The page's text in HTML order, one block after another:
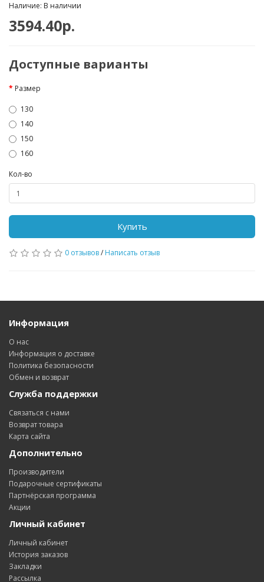
Наличие: В наличии
3594.40р.
Доступные варианты
Размер
130
140
150
160
Кол-во
Купить
0 отзывов/ Написать отзыв
Информация
О нас
Информация о доставке
Политика безопасности
Обмен и возврат
Служба поддержки
Связаться с нами
Возврат товара
Карта сайта
Дополнительно
Производители
Подарочные сертификаты
Партнёрская программа
Акции
Личный кабинет
Личный кабинет
История заказов
Закладки
Рассылка